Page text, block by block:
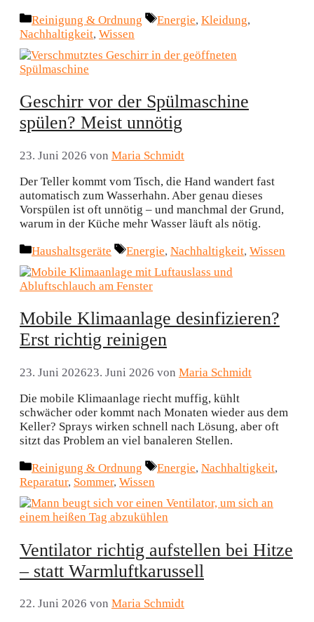
Kategorien
Reinigung & Ordnung Schlagwörter
Energie, Kleidung,
Nachhaltigkeit, Wissen
Geschirr vor der Spülmaschine
spülen? Meist unnötig
23. Juni 2026 von Maria Schmidt
Der Teller kommt vom Tisch, die Hand wandert fast
automatisch zum Wasserhahn. Aber genau dieses
Vorspülen ist oft unnötig – und manchmal der Grund,
warum in der Küche mehr Wasser läuft als nötig.
Kategorien
Haushaltsgeräte Schlagwörter
Energie, Nachhaltigkeit, Wissen
Mobile Klimaanlage desinfizieren?
Erst richtig reinigen
23. Juni 202623. Juni 2026 von Maria Schmidt
Die mobile Klimaanlage riecht muffig, kühlt
schwächer oder kommt nach Monaten wieder aus dem
Keller? Sprays wirken schnell nach Lösung, aber oft
sitzt das Problem an viel banaleren Stellen.
Kategorien
Reinigung & Ordnung Schlagwörter
Energie, Nachhaltigkeit,
Reparatur, Sommer, Wissen
Ventilator richtig aufstellen bei Hitze
– statt Warmluftkarussell
22. Juni 2026 von Maria Schmidt